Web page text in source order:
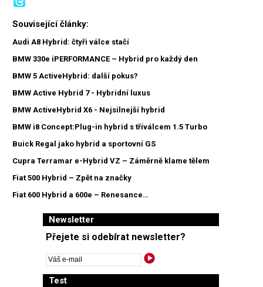
Související články:
Audi A8 Hybrid: čtyři válce stačí
BMW 330e iPERFORMANCE – Hybrid pro každý den
BMW 5 ActiveHybrid: další pokus?
BMW Active Hybrid 7 - Hybridní luxus
BMW ActiveHybrid X6 - Nejsilnejší hybrid
BMW i8 Concept:Plug-in hybrid s tříválcem 1.5 Turbo
Buick Regal jako hybrid a sportovní GS
Cupra Terramar e-Hybrid VZ – Záměrně klame tělem
Fiat 500 Hybrid – Zpět na značky
Fiat 600 Hybrid a 600e – Renesance…
Newsletter
Přejete si odebírat newsletter?
Test